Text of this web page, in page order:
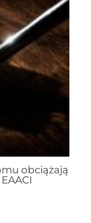
obciążają